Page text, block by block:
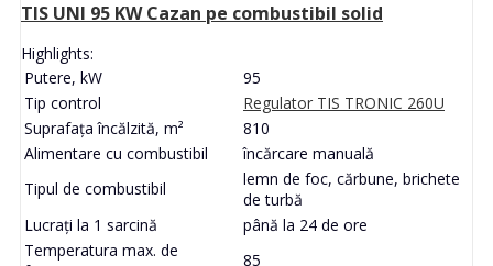
TIS UNI 95 KW Cazan pe combustibil solid
Highlights:
Putere, kW
95
Tip control
Regulator TIS TRONIC 260U
Suprafața încălzită, m²
810
Alimentare cu combustibil
încărcare manuală
Tipul de combustibil
lemn de foc, cărbune, brichete
de turbă
Lucrați la 1 sarcină
până la 24 de ore
Temperatura max. de
85